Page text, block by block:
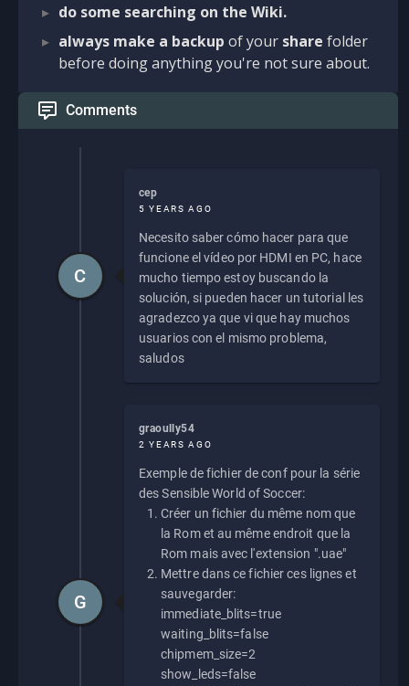
do some searching on the Wiki.
always make a backup of your share folder
before doing anything you're not sure about.
Comments
cep
5 YEARS AGO
Necesito saber cómo hacer para que
funcione el vídeo por HDMI en PC, hace
mucho tiempo estoy buscando la
solución, si pueden hacer un tutorial les
agradezco ya que vi que hay muchos
usuarios con el mismo problema,
saludos
C
graoully54
2 YEARS AGO
Exemple de fichier de conf pour la série
des Sensible World of Soccer:
Créer un fichier du même nom que
la Rom et au même endroit que la
Rom mais avec l'extension ".uae"
Mettre dans ce fichier ces lignes et
sauvegarder:
immediate_blits=true
waiting_blits=false
chipmem_size=2
show_leds=false
G